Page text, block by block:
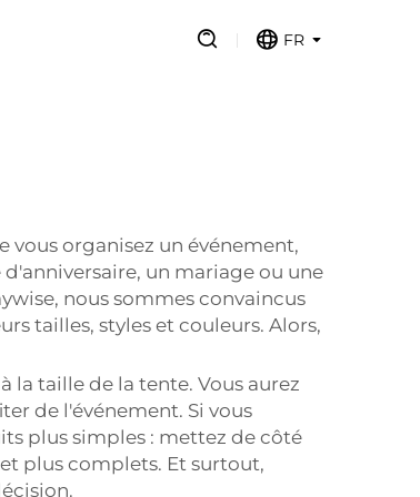
FR
vous organisez un événement,
un mariage ou une
nous sommes convaincus
tailles, styles et couleurs. Alors,
la taille de la tente. Vous aurez
de l'événement. Si vous
plus simples : mettez de côté
plus complets. Et surtout,